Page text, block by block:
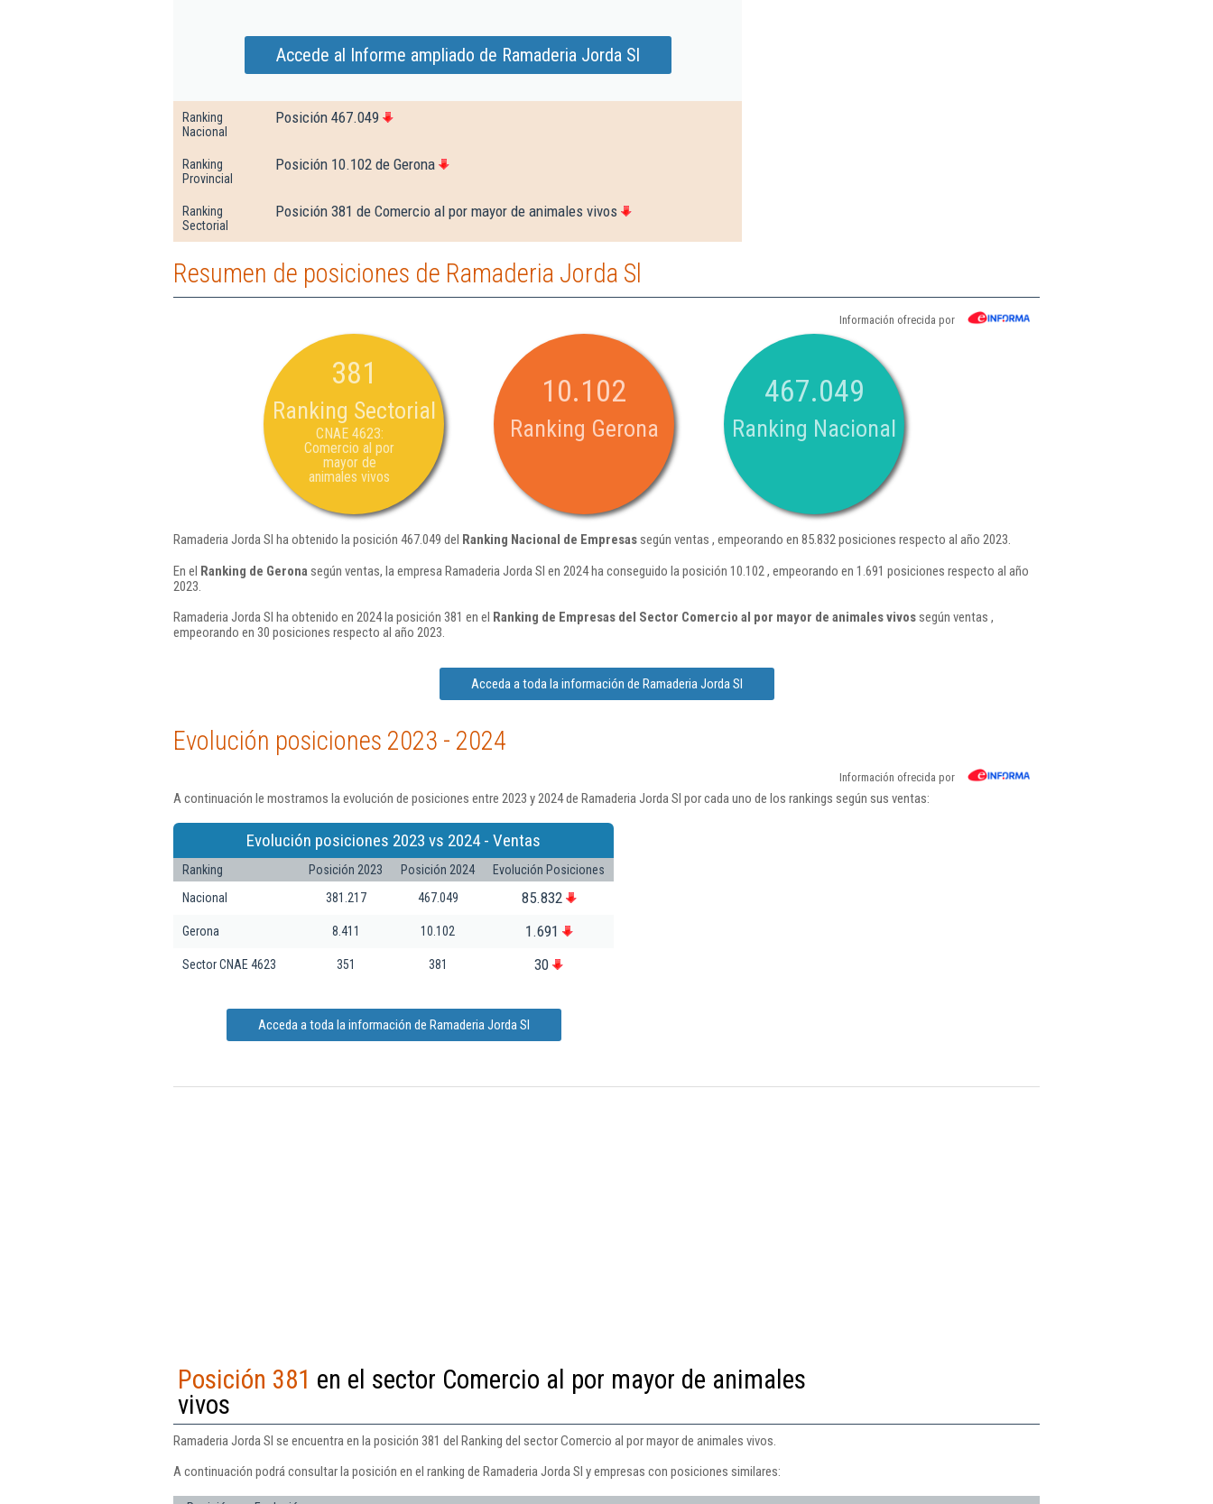
Accede al Informe ampliado de Ramaderia Jorda Sl
Ranking
Nacional
Posición 467.049
Ranking
Provincial
Posición 10.102 de Gerona
Ranking
Sectorial
Posición 381 de Comercio al por mayor de animales vivos
Resumen de posiciones de Ramaderia Jorda Sl
Información ofrecida por
381
Ranking Sectorial
CNAE 4623:
Comercio al por
mayor de
animales vivos
10.102
Ranking Gerona
467.049
Ranking Nacional
Ramaderia Jorda Sl ha obtenido la posición 467.049 del Ranking Nacional de Empresassegún ventas , empeorando en 85.832 posiciones respecto al año 2023.
En el Ranking de Gerona según ventas, la empresa Ramaderia Jorda Sl en 2024 ha conseguido la posición 10.102 , empeorando en 1.691 posiciones respecto al año
2023.
Ramaderia Jorda Sl ha obtenido en 2024 la posición 381 en el Ranking de Empresas del Sector Comercio al por mayor de animales vivossegún ventas ,
empeorando en 30 posiciones respecto al año 2023.
Acceda a toda la información de Ramaderia Jorda Sl
Evolución posiciones 2023 - 2024
Información ofrecida por
A continuación le mostramos la evolución de posiciones entre 2023 y 2024 de Ramaderia Jorda Sl por cada uno de los rankings según sus ventas:
Evolución posiciones 2023 vs 2024 - Ventas
Ranking Posición 2023 Posición 2024
Evolución Posiciones
Nacional
381.217 467.049 85.832
Gerona 8.411 10.102 1.691
Sector CNAE 4623 351 381 30
Acceda a toda la información de Ramaderia Jorda Sl
Posición 381 en el sector Comercio al por mayor de animales
vivos
Ramaderia Jorda Sl se encuentra en la posición 381 del Ranking del sector Comercio al por mayor de animales vivos.
A continuación podrá consultar la posición en el ranking de Ramaderia Jorda Sl y empresas con posiciones similares: